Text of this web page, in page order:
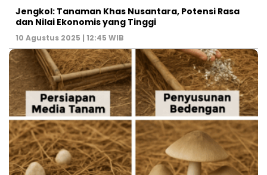
Jengkol: Tanaman Khas Nusantara, Potensi Rasa
dan Nilai Ekonomis yang Tinggi
10 Agustus 2025 | 12:45 WIB